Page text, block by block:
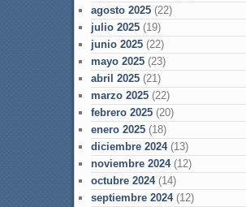
agosto 2025(22)
julio 2025(19)
junio 2025(22)
mayo 2025(23)
abril 2025(21)
marzo 2025(22)
febrero 2025(20)
enero 2025(18)
diciembre 2024(13)
noviembre 2024(12)
octubre 2024(14)
septiembre 2024(12)